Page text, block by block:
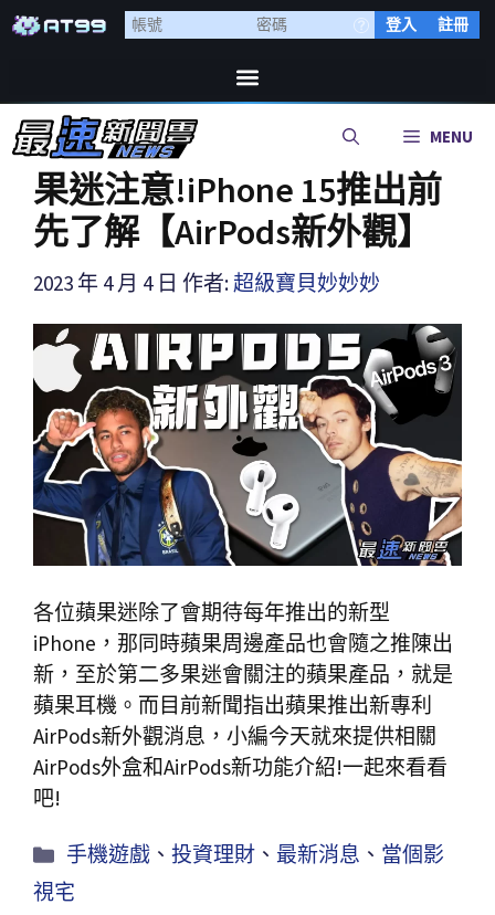
登入 註冊
MENU
果迷注意!iPhone 15推出前
先了解【AirPods新外觀】
2023 年 4 月 4 日 作者: 超級寶貝妙妙妙
各位蘋果迷除了會期待每年推出的新型
iPhone，那同時蘋果周邊產品也會隨之推陳出
新，至於第二多果迷會關注的蘋果產品，就是
蘋果耳機。而目前新聞指出蘋果推出新專利
AirPods新外觀消息，小編今天就來提供相關
AirPods外盒和AirPods新功能介紹!一起來看看
吧!
手機遊戲 、投資理財 、最新消息 、 當個影
視宅